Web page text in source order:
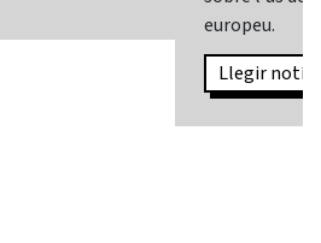
europeu.
Llegir